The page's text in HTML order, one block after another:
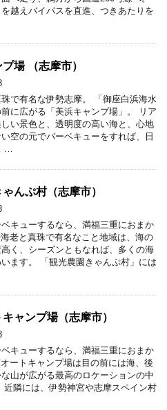
を越えバイパスを直進、つきあたりを
場 （志摩市）
で有名な伊勢志摩。 「御座白浜海水
に広がる「美浜キャンプ場」。 リア
い景色と、透明度の高い海と、心地
空の元でバーベキューをすれば、日
…
んぷ村（志摩市）
キューするなら、満福三重におまか
老と真珠で有名なこと地域は、海の
く、シーズンともなれば、多くの海
ます。 「観光農園きゃんぷ村」には
ャンプ場（志摩市）
キューするなら、満福三重におまか
ートキャンプ場は目の前には海、後
山が広がる最高のロケーションの中
近隣には、伊勢神宮や志摩スペイン村